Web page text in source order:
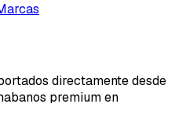
directamente desde
premium en